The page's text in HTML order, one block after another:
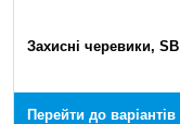
Захисні черевики, SB
Перейти до варіантів